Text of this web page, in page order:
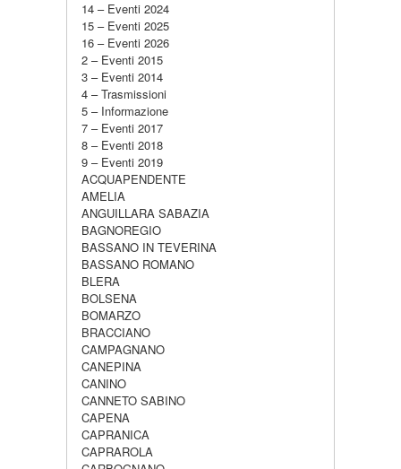
14 – Eventi 2024
15 – Eventi 2025
16 – Eventi 2026
2 – Eventi 2015
3 – Eventi 2014
4 – Trasmissioni
5 – Informazione
7 – Eventi 2017
8 – Eventi 2018
9 – Eventi 2019
ACQUAPENDENTE
AMELIA
ANGUILLARA SABAZIA
BAGNOREGIO
BASSANO IN TEVERINA
BASSANO ROMANO
BLERA
BOLSENA
BOMARZO
BRACCIANO
CAMPAGNANO
CANEPINA
CANINO
CANNETO SABINO
CAPENA
CAPRANICA
CAPRAROLA